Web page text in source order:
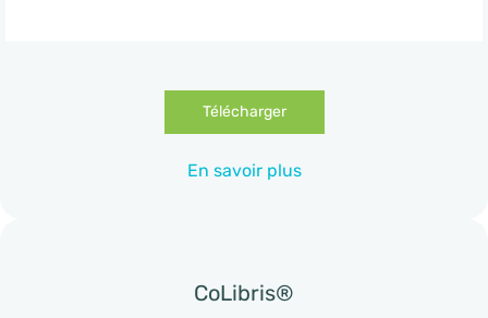
Télécharger
En savoir plus
CoLibris®